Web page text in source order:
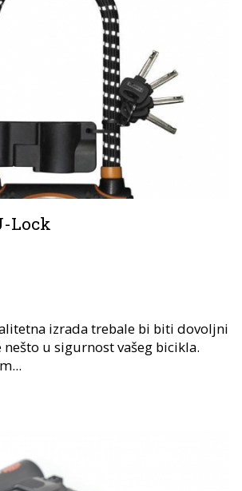
Lock
izrada trebale bi biti dovoljni
u sigurnost vašeg bicikla.